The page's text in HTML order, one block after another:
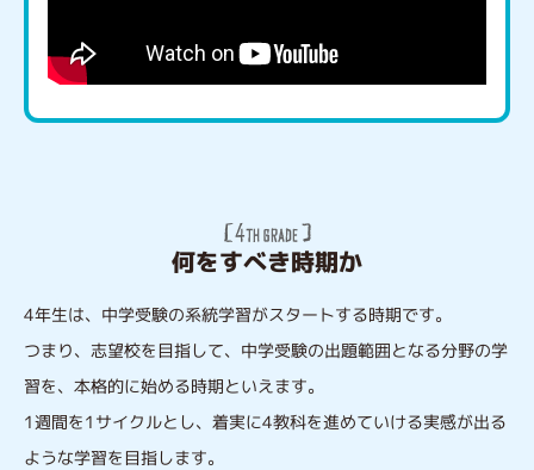
何をすべき時期か
4年生は、中学受験の系統学習がスタートする時期です。
つまり、志望校を目指して、中学受験の出題範囲となる分野の学
習を、本格的に始める時期といえます。
1週間を1サイクルとし、着実に4教科を進めていける実感が出る
ような学習を目指します。